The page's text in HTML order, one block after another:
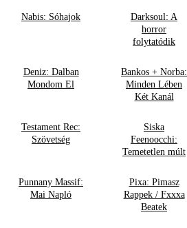
Nabis: Sóhajok
Darksoul: A
horror
folytatódik
Deniz: Dalban
Mondom El
Bankos + Norba:
Minden Lében
Két Kanál
Testament Rec:
Szövetség
Siska
Feenoocchi:
Temetetlen múlt
Punnany Massif:
Mai Napló
Pixa: Pimasz
Rappek / Fxxxa
Beatek